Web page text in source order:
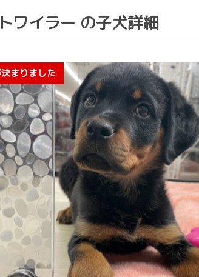
ワイラー の子犬詳細